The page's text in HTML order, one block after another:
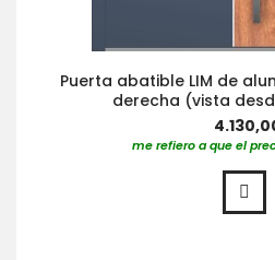
Puerta abatible LIM de
derecha (vista
me refiero a que el